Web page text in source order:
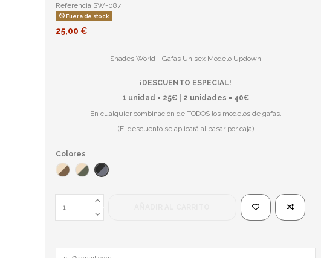
Referencia SW-087
Fuera de stock
25,00 €
Shades World - Gafas Unisex Modelo Updown
¡DESCUENTO ESPECIAL!
1 unidad = 25€ | 2 unidades = 40€
En cualquier combinación de TODOS los modelos de gafas.
(El descuento se aplicará al pasar por caja)
Colores
Dorado/Marrón
Dorado/Verde
Negro/Negro